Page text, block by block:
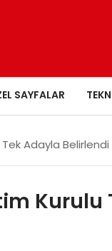
SAYFALAR
Adayla Belirlendi
Kurulu